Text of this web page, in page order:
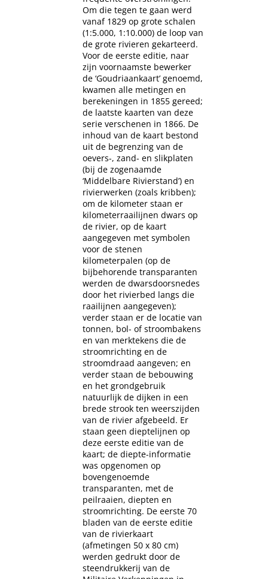
Om die tegen te gaan werd
vanaf 1829 op grote schalen
(1:5.000, 1:10.000) de loop van
de grote rivieren gekarteerd.
Voor de eerste editie, naar
zijn voornaamste bewerker
de ‘Goudriaankaart’ genoemd,
kwamen alle metingen en
berekeningen in 1855 gereed;
de laatste kaarten van deze
serie verschenen in 1866. De
inhoud van de kaart bestond
uit de begrenzing van de
oevers-, zand- en slikplaten
(bij de zogenaamde
‘Middelbare Rivierstand’) en
rivierwerken (zoals kribben);
om de kilometer staan er
kilometerraailijnen dwars op
de rivier, op de kaart
aangegeven met symbolen
voor de stenen
kilometerpalen (op de
bijbehorende transparanten
werden de dwarsdoorsnedes
door het rivierbed langs die
raailijnen aangegeven);
verder staan er de locatie van
tonnen, bol- of stroombakens
en van merktekens die de
stroomrichting en de
stroomdraad aangeven; en
verder staan de bebouwing
en het grondgebruik
natuurlijk de dijken in een
brede strook ten weerszijden
van de rivier afgebeeld. Er
staan geen dieptelijnen op
deze eerste editie van de
kaart; de diepte-informatie
was opgenomen op
bovengenoemde
transparanten, met de
peilraaien, diepten en
stroomrichting. De eerste 70
bladen van de eerste editie
van de rivierkaart
(afmetingen 50 x 80 cm)
werden gedrukt door de
steendrukkerij van de